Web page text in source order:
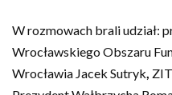
W rozmowach brali udział:
Wrocławskiego Obszaru
Wrocławia Jacek Sutryk,